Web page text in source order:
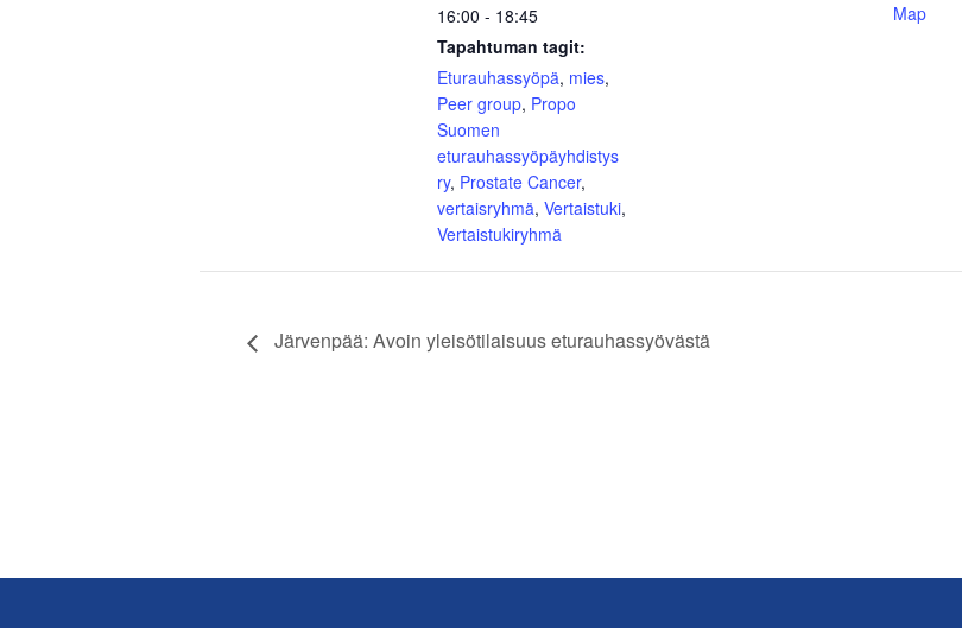
16:00 - 18:45
Tapahtuman tagit:
Eturauhassyöpä, mies,
Peer group, Propo
Suomen
eturauhassyöpäyhdistys
ry, Prostate Cancer,
vertaisryhmä, Vertaistuki,
Vertaistukiryhmä
Map
Järvenpää: Avoin yleisötilaisuus eturauhassyövästä